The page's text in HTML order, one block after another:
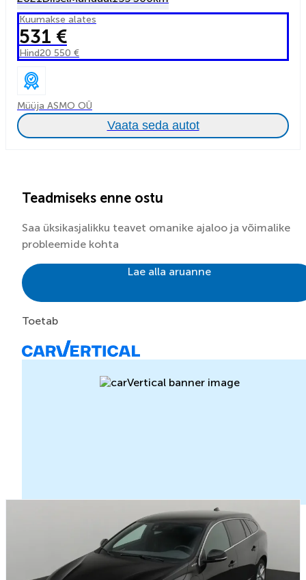
Kuumakse alates
531 €
Hind20 550 €
Müüja ASMO OÜ
Vaata seda autot
Teadmiseks enne ostu
Saa üksikasjalikku teavet omanike ajaloo ja võimalike
probleemide kohta
Lae alla aruanne
Toetab